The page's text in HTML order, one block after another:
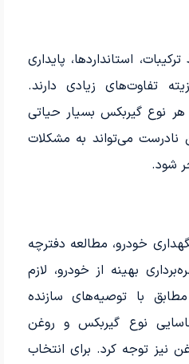
استانداردها، پایداری
تفاوت‌های زیادی دارند.
نوع گیربکس بسیار حیاتی
نادرست می‌تواند به مشکلات
شود.
خودرو، مطالعه دفترچه
بهینه از خودرو، لازم
با توصیه‌های سازنده
نوع گیربکس و روغن
نیز توجه کرد. برای انتخاب